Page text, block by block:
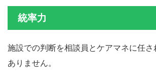
統率力
施設での判断を相談員とケアマネに任さ
ありません。